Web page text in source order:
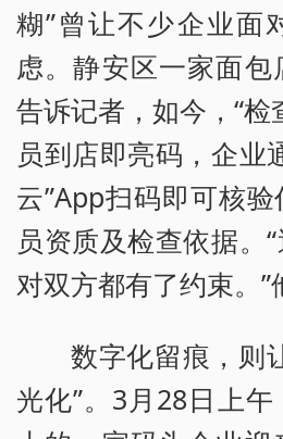
糊”曾让不少企业面
虑。静安区一家面
告诉记者，如今，“检
员到店即亮码，企业
云”App扫码即可核
员资质及检查依据。
对双方都有了约束。”
数字化留痕，则
光化”。3月28日上